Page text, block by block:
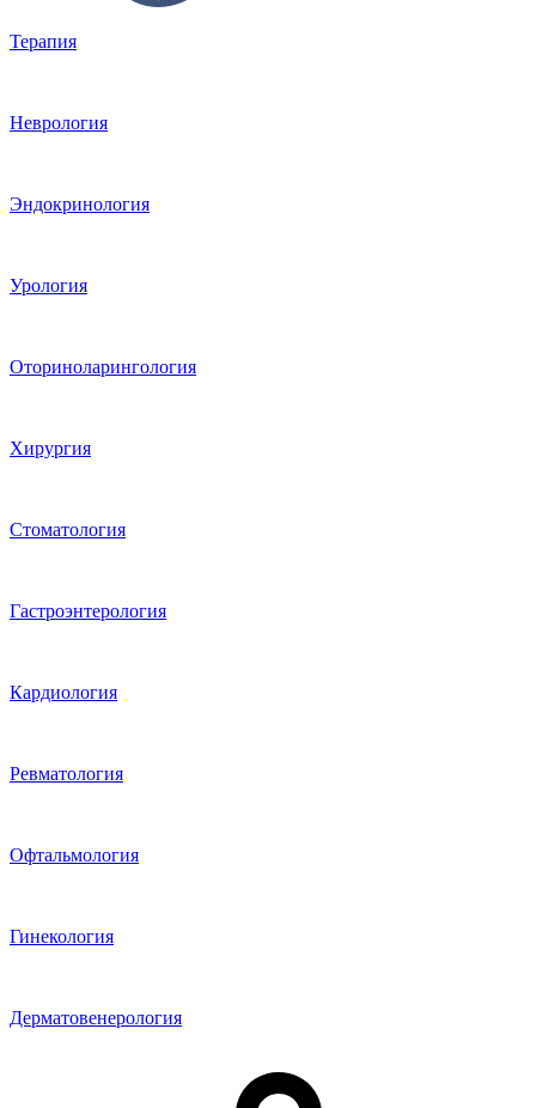
Терапия
Неврология
Эндокринология
Урология
Оториноларингология
Хирургия
Стоматология
Гастроэнтерология
Кардиология
Ревматология
Офтальмология
Гинекология
Дерматовенерология